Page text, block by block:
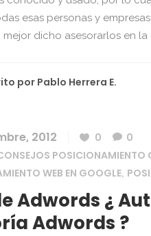
esas personas y
dicho asesorarlos en la
por Pablo Herrera E.
2012 0
0
POSICIONAMIENTO
WEB EN GOOGLE,
Adwords ¿
Adwords ?